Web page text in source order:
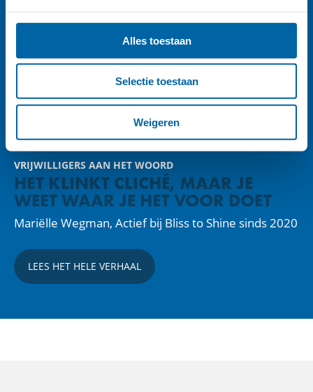
Alles toestaan
Selectie toestaan
Weigeren
VRIJWILLIGERS AAN HET WOORD
HET KLINKT CLICHÉ, MAAR JE
WEET WAAR JE HET VOOR DOET
Mariëlle Wegman, Actief bij Bliss to Shine sinds 2020
LEES HET HELE VERHAAL